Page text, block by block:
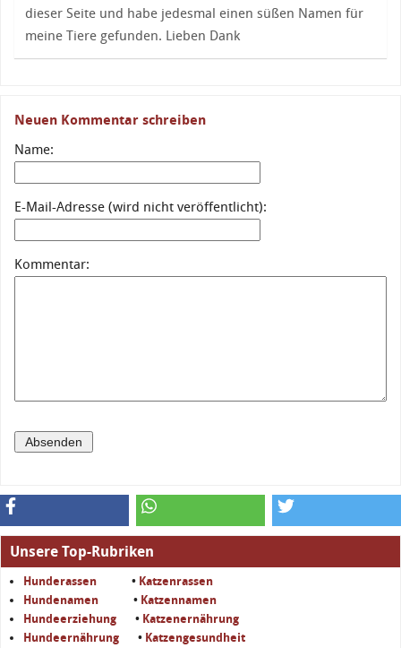
dieser Seite und habe jedesmal einen süßen Namen für
meine Tiere gefunden. Lieben Dank
Neuen Kommentar schreiben
Name:
E-Mail-Adresse (wird nicht veröffentlicht):
Kommentar:
Unsere Top-Rubriken
Hunderassen • Katzenrassen
Hundenamen
• Katzennamen
Hundeerziehung • Katzenernährung
Hundeernährung • Katzengesundheit